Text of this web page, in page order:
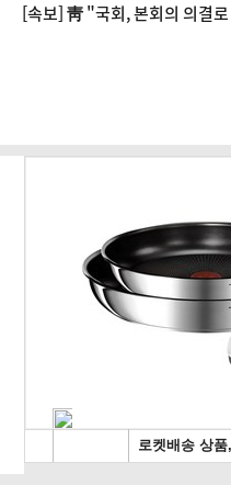
[속보] 靑 "국회, 본회의 의결